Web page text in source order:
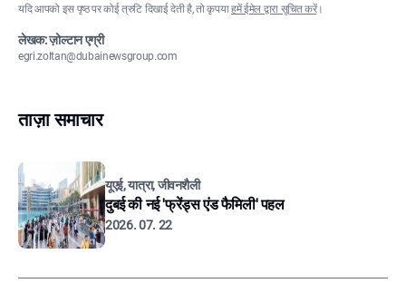
यदि आपको इस पृष्ठ पर कोई त्रुटि दिखाई देती है, तो कृपयाहमें ईमेल द्वारा सूचित करें।
लेखक: ज़ोल्टान एग्री
egri.zoltan@dubainewsgroup.com
ताज़ा समाचार
यूएई, यात्रा, जीवनशैली
दुबई की नई 'फ्रेंड्स एंड फैमिली' पहल
2026. 07. 22